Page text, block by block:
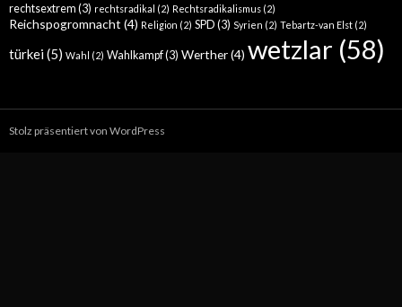
rechtsextrem (3) rechtsradikal (2) Rechtsradikalismus (2)
Reichspogromnacht (4) Religion (2) SPD (3) Syrien (2) Tebartz-van Elst (2)
türkei(5) Wahl (2) Wahlkampf(3) Werther(4) wetzlar (58)
Stolz präsentiert von WordPress